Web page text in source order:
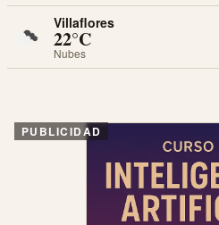
Villaflores
22°C
Nubes
PUBLICIDAD